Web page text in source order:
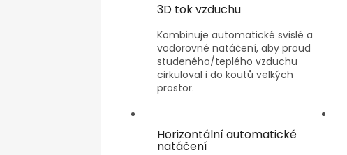
3D tok vzduchu
Kombinuje automatické svislé a
vodorovné natáčení, aby proud
studeného/teplého vzduchu
cirkuloval i do koutů velkých
prostor.
Horizontální automatické
natáčení